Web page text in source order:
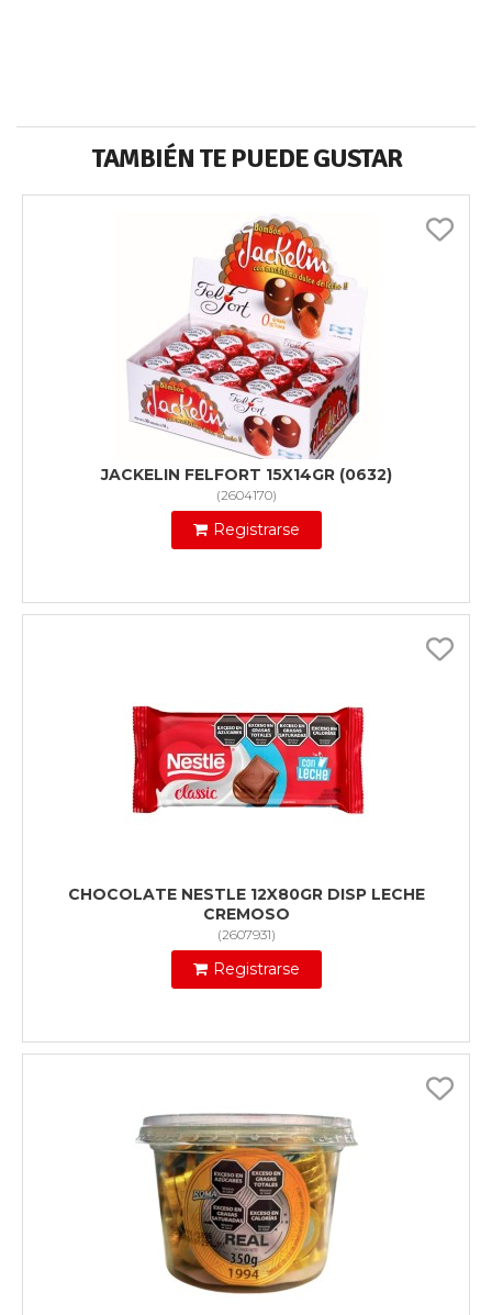
TAMBIÉN TE PUEDE GUSTAR
JACKELIN FELFORT 15X14GR (0632)
(2604170)
Registrarse
CHOCOLATE NESTLE 12X80GR DISP LECHE
CREMOSO
(2607931)
Registrarse